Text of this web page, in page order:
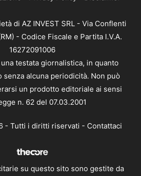
di AZ INVEST SRL - Via Conflenti
- Codice Fiscale e Partita I.V.A.
16272091006
testata giornalistica, in quanto
senza alcuna periodicità. Non può
un prodotto editoriale ai sensi
n. 62 del 07.03.2001
- Tutti i diritti riservati - Contattaci
su questo sito sono gestite da